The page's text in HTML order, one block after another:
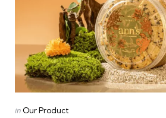
Categories
Posted
in Our Product